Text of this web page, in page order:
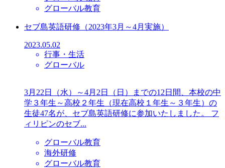
グローバル教育
セブ島英語研修（2023年3月～4月実施）
2023.05.02
行事・生活
グローバル
3月22日（水）～4月2日（日）までの12日間、本校の中
学３年生～高校２年生（現在高校１年生～３年生）の
生徒47名が、セブ島英語研修に参加いたしました。 フ
ィリピンのセブ...
グローバル教育
海外研修
グローバル教育